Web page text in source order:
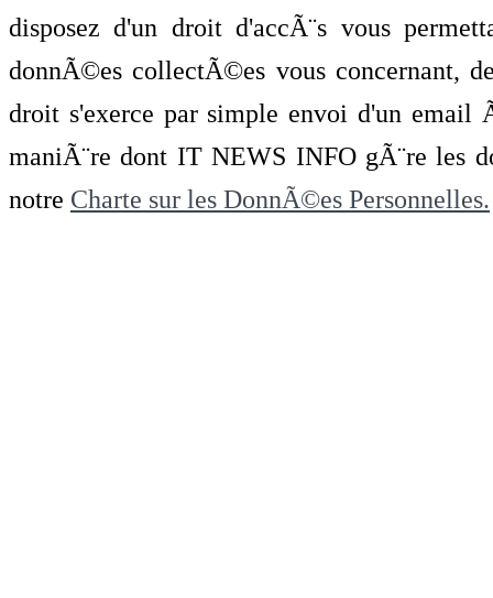
disposez d'un droit d'accÃ¨s vous
donnÃ©es collectÃ©es vous concernant,
droit s'exerce par simple envoi d'un
maniÃ¨re dont IT NEWS INFO gÃ¨re les
notre Charte sur les DonnÃ©es Personnelles.